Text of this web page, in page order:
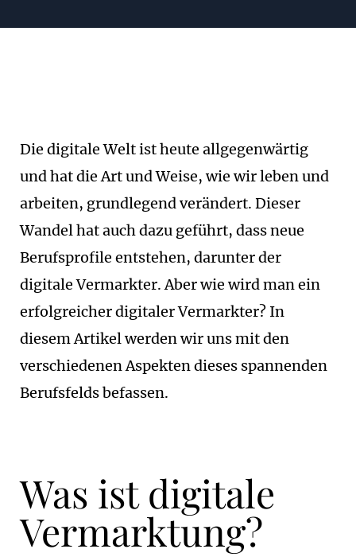
Die digitale Welt ist heute allgegenwärtig
und hat die Art und Weise, wie wir leben und
arbeiten, grundlegend verändert. Dieser
Wandel hat auch dazu geführt, dass neue
Berufsprofile entstehen, darunter der
digitale Vermarkter. Aber wie wird man ein
erfolgreicher digitaler Vermarkter? In
diesem Artikel werden wir uns mit den
verschiedenen Aspekten dieses spannenden
Berufsfelds befassen.
Was ist digitale
Vermarktung?